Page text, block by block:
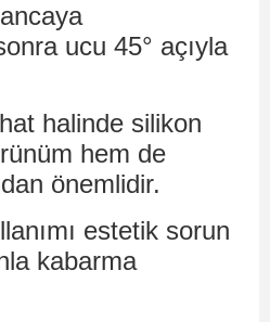
ucu 45° açıyla
halinde silikon
hem de
önemlidir.
estetik sorun
kabarma